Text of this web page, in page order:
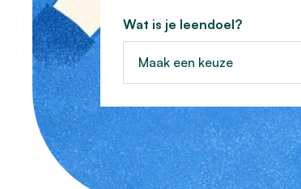
Wat is je leendoel?
Maak een keuze